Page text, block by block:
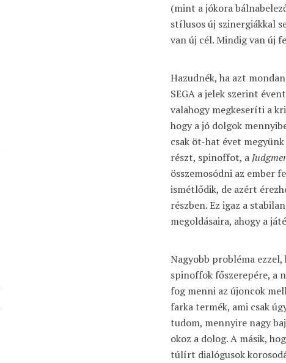
(mint a jókora
stílusos új szinergiákkal
van új cél. Mindig van új
Hazudnék, ha azt
SEGA a jelek szerint
valahogy megkeseríti a
hogy a jó dolgok
csak öt-hat évet
részt, spinoffot, a
összemosódni az ember
ismétlődik, de azért
részben. Ez igaz a
megoldásaira, ahogy a
Nagyobb probléma
spinoffok főszerepére, a
fog menni az újoncok
farka termék, ami csak
tudom, mennyire nagy
okoz a dolog. A másik,
túlírt dialógusok